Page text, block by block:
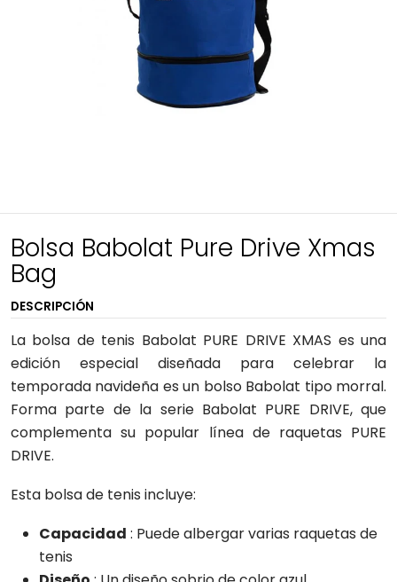
Bolsa Babolat Pure Drive Xmas
Bag
DESCRIPCIÓN
La bolsa de tenis Babolat PURE DRIVE XMAS es una
edición especial diseñada para celebrar la
temporada navideña es un bolso Babolat tipo morral.
Forma parte de la serie Babolat PURE DRIVE, que
complementa su popular línea de raquetas PURE
DRIVE.
Esta bolsa de tenis incluye:
Capacidad : Puede albergar varias raquetas de
tenis